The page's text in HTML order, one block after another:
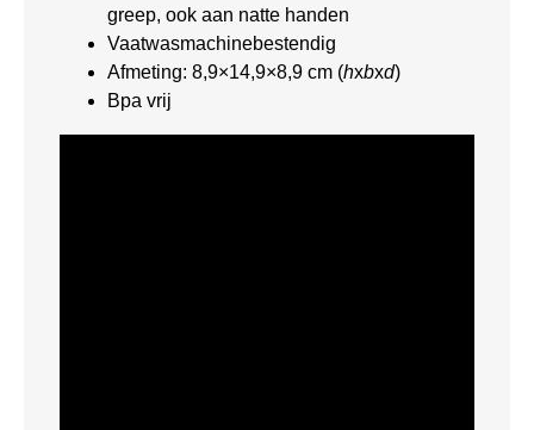
greep, ook aan natte handen
Vaatwasmachinebestendig
Afmeting: 8,9×14,9×8,9 cm (hxbxd)
Bpa vrij